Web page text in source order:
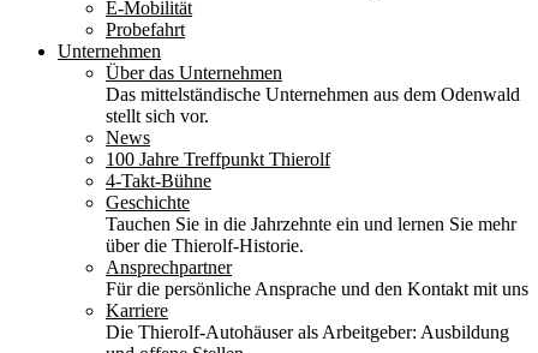
E-Mobilität
Probefahrt
Unternehmen
Über das Unternehmen
Das mittelständische Unternehmen aus dem Odenwald
stellt sich vor.
News
100 Jahre Treffpunkt Thierolf
4-Takt-Bühne
Geschichte
Tauchen Sie in die Jahrzehnte ein und lernen Sie mehr
über die Thierolf-Historie.
Ansprechpartner
Für die persönliche Ansprache und den Kontakt mit uns
Karriere
Die Thierolf-Autohäuser als Arbeitgeber: Ausbildung